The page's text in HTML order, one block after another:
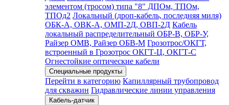
элементом (тросом) типа "8" ДПОм, ТПОм,
ТПОд2 Локальный (дроп-кабель, последняя миля)
ОБК-А, ОВК-А, ОМП-2Д, ОВП-2Д Кабель
локальный распределительный ОБР-В, ОБР-У,
Райзер ОМВ, Райзер ОБВ-М Грозотрос/ОКГТ,
встроенный в Грозотрос ОКГТ-Ц, ОКГТ-С
Огнестойкие оптические кабели
Специальные продукты
Перейти в категорию Капиллярный трубопровод
для скважин Гидравлические линии управления
Кабель-датчик